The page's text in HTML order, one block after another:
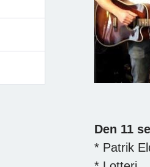
Den 11
* Patrik